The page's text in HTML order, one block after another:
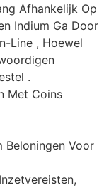
Afhankelijk Op
Indium Ga Door
Line , Hoewel
.
Met Coins
Beloningen Voor